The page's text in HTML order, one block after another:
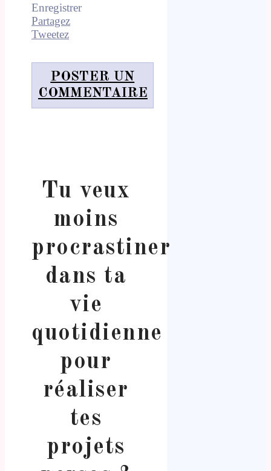
Enregistrer
Partagez
Tweetez
POSTER UN
COMMENTAIRE
Tu veux
moins
procrastiner
dans ta
vie
quotidienne
pour
réaliser
tes
projets